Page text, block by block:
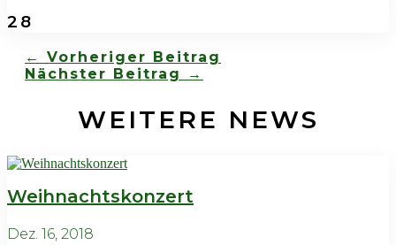
28
← Vorheriger Beitrag
Nächster Beitrag
→
WEITERE NEWS
Weihnachtskonzert
Dez. 16, 2018